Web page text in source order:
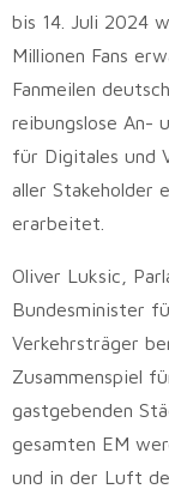
bis 14. Juli 2024
Millionen Fans
Fanmeilen
reibungslose An-
für Digitales und
aller Stakeholder
erarbeitet.
Oliver Luksic,
Bundesminister
Verkehrsträger
Zusammenspiel
gastgebenden
gesamten EM
und in der Luft